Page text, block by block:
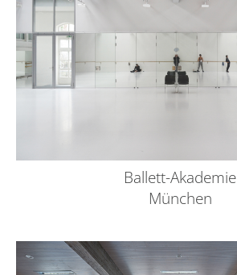
Ballett-Akademie
München